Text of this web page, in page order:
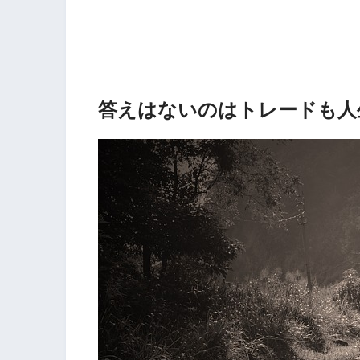
答えはないのはトレードも